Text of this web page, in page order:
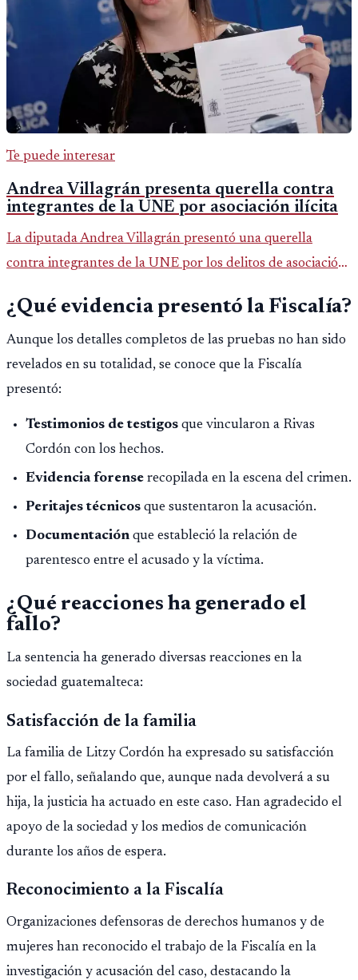
Te puede interesar
Andrea Villagrán presenta querella contra
integrantes de la UNE por asociación ilícita
La diputada Andrea Villagrán presentó una querella
contra integrantes de la UNE por los delitos de asociación
¿Qué evidencia presentó la Fiscalía?
Aunque los detalles completos de las pruebas no han sido
revelados en su totalidad, se conoce que la Fiscalía
presentó:
Testimonios de testigos que vincularon a Rivas
Cordón con los hechos.
Evidencia forense recopilada en la escena del crimen.
Peritajes técnicos que sustentaron la acusación.
Documentación que estableció la relación de
parentesco entre el acusado y la víctima.
¿Qué reacciones ha generado el
fallo?
La sentencia ha generado diversas reacciones en la
sociedad guatemalteca:
Satisfacción de la familia
La familia de Litzy Cordón ha expresado su satisfacción
por el fallo, señalando que, aunque nada devolverá a su
hija, la justicia ha actuado en este caso. Han agradecido el
apoyo de la sociedad y los medios de comunicación
durante los años de espera.
Reconocimiento a la Fiscalía
Organizaciones defensoras de derechos humanos y de
mujeres han reconocido el trabajo de la Fiscalía en la
investigación y acusación del caso, destacando la